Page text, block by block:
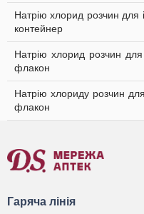
Натрію хлорид розчин для
контейнер
Натрію хлорид розчин
флакон
Натрію хлориду розчин
флакон
Гаряча лінія